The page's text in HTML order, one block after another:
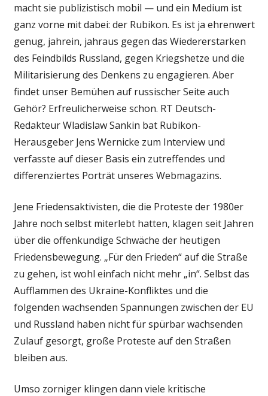
macht sie publizistisch mobil — und ein Medium ist
ganz vorne mit dabei: der Rubikon. Es ist ja ehrenwert
genug, jahrein, jahraus gegen das Wiedererstarken
des Feindbilds Russland, gegen Kriegshetze und die
Militarisierung des Denkens zu engagieren. Aber
findet unser Bemühen auf russischer Seite auch
Gehör? Erfreulicherweise schon. RT Deutsch-
Redakteur Wladislaw Sankin bat Rubikon-
Herausgeber Jens Wernicke zum Interview und
verfasste auf dieser Basis ein zutreffendes und
differenziertes Porträt unseres Webmagazins.
Jene Friedensaktivisten, die die Proteste der 1980er
Jahre noch selbst miterlebt hatten, klagen seit Jahren
über die offenkundige Schwäche der heutigen
Friedensbewegung. „Für den Frieden“ auf die Straße
zu gehen, ist wohl einfach nicht mehr „in“. Selbst das
Aufflammen des Ukraine-Konfliktes und die
folgenden wachsenden Spannungen zwischen der EU
und Russland haben nicht für spürbar wachsenden
Zulauf gesorgt, große Proteste auf den Straßen
bleiben aus.
Umso zorniger klingen dann viele kritische